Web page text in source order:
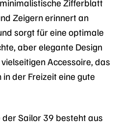
Zeigern erinnert an
sorgt für eine optimale
aber elegante Design
Accessoire, das
der Freizeit eine gute
der Sailor 39 besteht aus